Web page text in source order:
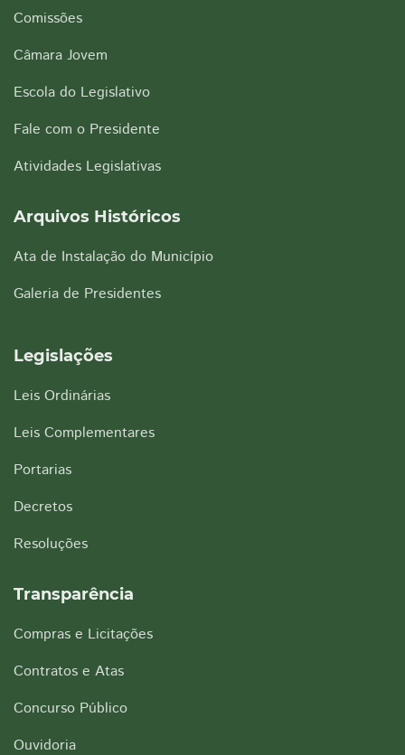
Comissões
Câmara Jovem
Escola do Legislativo
Fale com o Presidente
Atividades Legislativas
Arquivos Históricos
Ata de Instalação do Município
Galeria de Presidentes
Legislações
Leis Ordinárias
Leis Complementares
Portarias
Decretos
Resoluções
Transparência
Compras e Licitações
Contratos e Atas
Concurso Público
Ouvidoria